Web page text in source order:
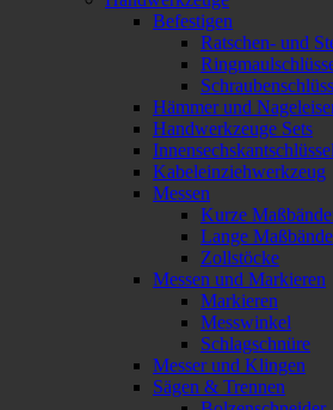
Befestigen
Ratschen- und
Hämmer und
Handwerkzeuge Sets
Innensechskantschlüssel
Kabeleinziehwerkzeug
Messen
Kurze
Lange
Zollstöcke
Messen und Markieren
Markieren
Messwinkel
Schlagschnüre
Messer und Klingen
Sägen & Trennen